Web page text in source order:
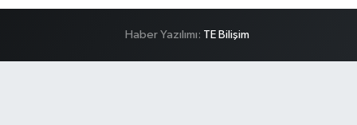
Haber Yazılımı: TE Bilişim